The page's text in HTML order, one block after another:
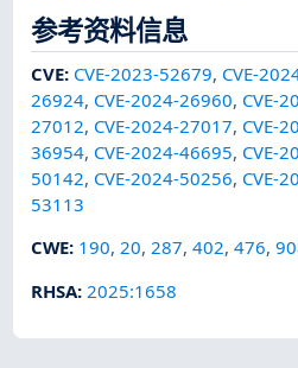
参考资料信息
CVE: CVE-2023-52679, CVE-
26924, CVE-2024-26960, CVE-
27012, CVE-2024-27017, CVE-
36954, CVE-2024-46695, CVE-
50142, CVE-2024-50256, CVE-
53113
CWE: 190,20,287,402,476,
RHSA: 2025:1658